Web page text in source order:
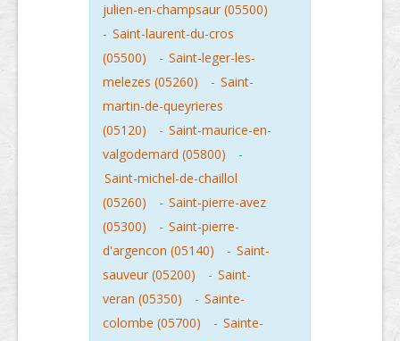
julien-en-champsaur (05500)
- Saint-laurent-du-cros
(05500)
- Saint-leger-les-
melezes (05260)
- Saint-
martin-de-queyrieres
(05120)
- Saint-maurice-en-
valgodemard (05800)
-
Saint-michel-de-chaillol
(05260)
- Saint-pierre-avez
(05300)
- Saint-pierre-
d'argencon (05140)
- Saint-
sauveur (05200)
- Saint-
veran (05350)
- Sainte-
colombe (05700)
- Sainte-